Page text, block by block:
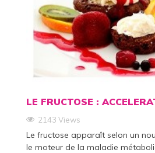
LE FRUCTOSE :
2143 Views
Le fructose apparaît selon un
le moteur de la maladie